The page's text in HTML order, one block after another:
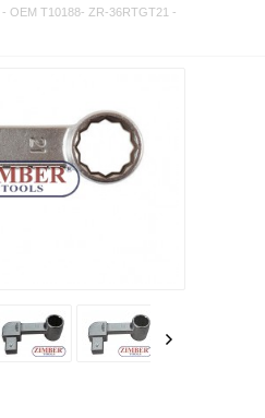
OEM T10188- ZR-36RTGT21 -